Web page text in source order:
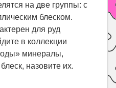
на две группы: с
блеском.
для руд
в коллекции
минералы,
назовите их.